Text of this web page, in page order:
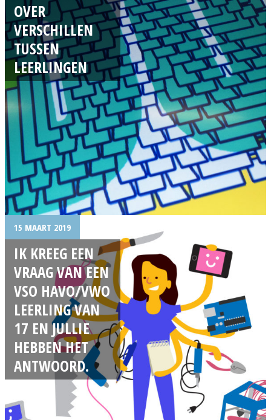
OVER
VERSCHILLEN
TUSSEN
LEERLINGEN
15 MAART 2019
IK KREEG EEN
VRAAG VAN EEN
VSO HAVO/VWO
LEERLING VAN
17 EN JULLIE
HEBBEN HET
ANTWOORD.